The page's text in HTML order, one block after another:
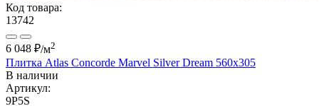
Код товара:
13742
6 048 ₽/м2
Плитка Atlas Concorde Marvel Silver Dream 560x305
В наличии
Артикул:
9P5S